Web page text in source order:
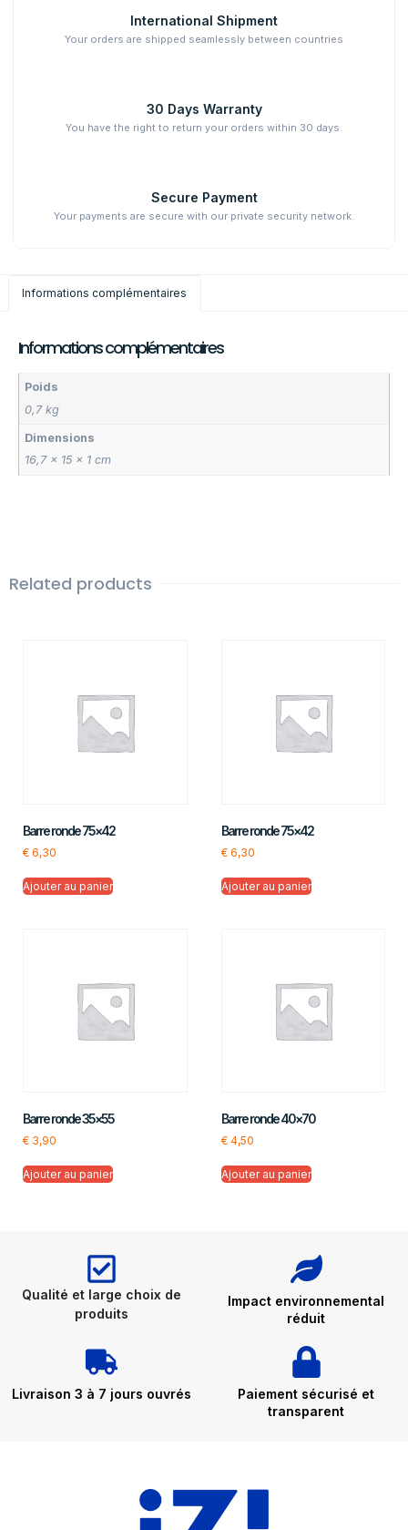
International Shipment
Your orders are shipped seamlessly between countries
30 Days Warranty
You have the right to return your orders within 30 days.
Secure Payment
Your payments are secure with our private security network.
Informations complémentaires
Informations complémentaires
Poids
0,7 kg
Dimensions
16,7 × 15 × 1 cm
Related products
Barre ronde 75×42
€ 6,30
Ajouter au panier
Barre ronde 75×42
€6,30
Ajouter au panier
Barre ronde 35×55
€ 3,90
Ajouter au panier
Barre ronde 40×70
€4,50
Ajouter au panier
Qualité et large choix de
produits
Impact environnemental
réduit
Livraison 3 à 7 jours ouvrés
Paiement sécurisé et
transparent